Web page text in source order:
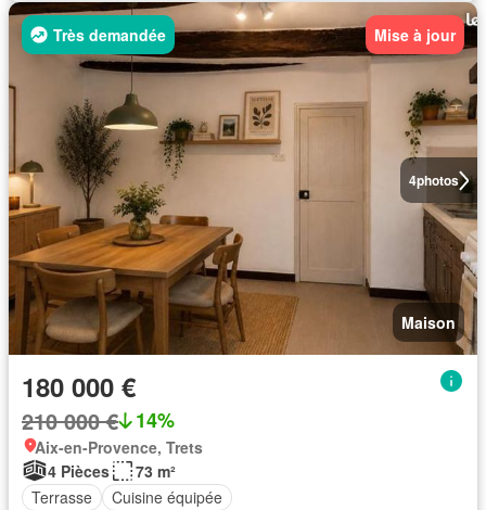
4photos
Très demandée Mise à jour
Maison
180 000 €
210 000 € 14%
Aix-en-Provence, Trets
4 Pièces
73 m²
Terrasse
Cuisine équipée